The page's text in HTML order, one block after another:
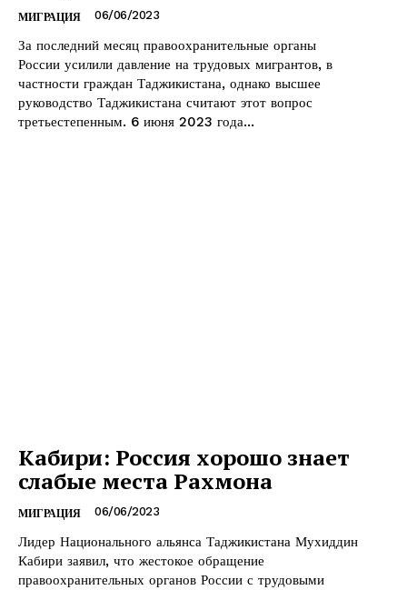
МИГРАЦИЯ 06/06/2023
За последний месяц правоохранительные органы
России усилили давление на трудовых мигрантов, в
частности граждан Таджикистана, однако высшее
руководство Таджикистана считают этот вопрос
третьестепенным. 6 июня 2023 года...
Кабири: Россия хорошо знает
слабые места Рахмона
МИГРАЦИЯ 06/06/2023
Лидер Национального альянса Таджикистана Мухиддин
Кабири заявил, что жестокое обращение
правоохранительных органов России с трудовыми